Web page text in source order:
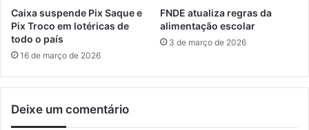
r
i
a
i
e
A
c
i
o
s
o
m
i
Caixa suspende Pix Saque e
Pix Troco em lotéricas de
todo o país
16 de março de 2026
FNDE atualiza regras da
alimentação escolar
3 de março de 2026
Deixe um comentário